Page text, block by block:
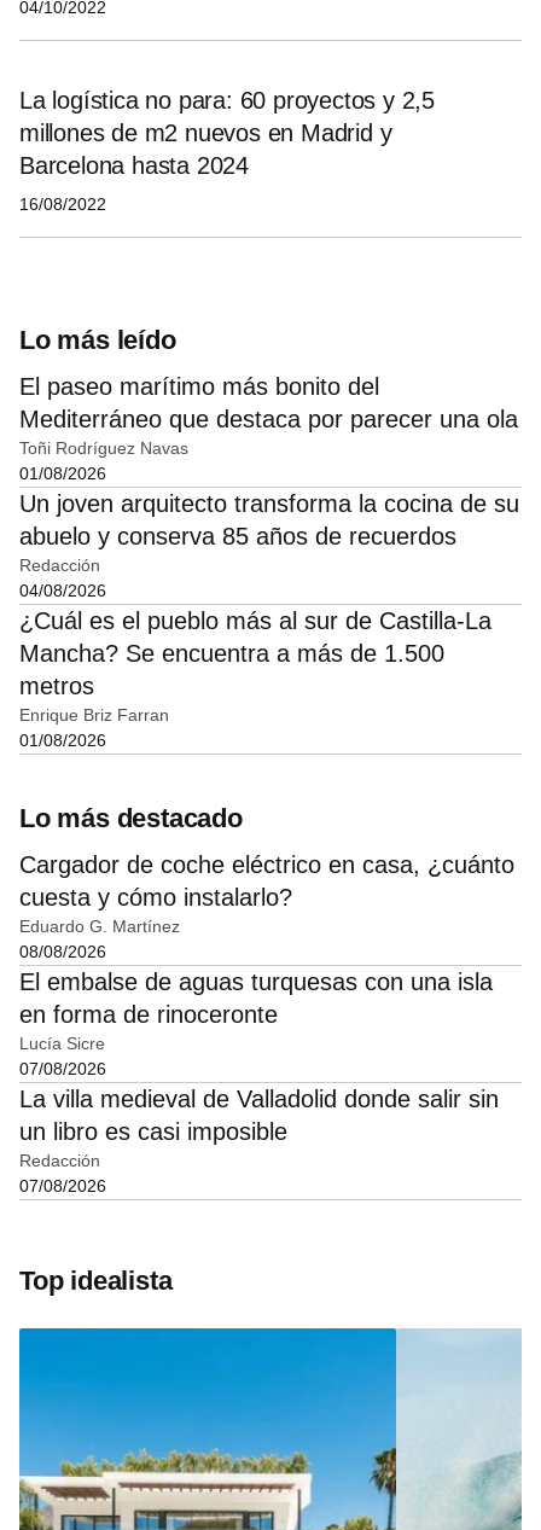
04/10/2022
La logística no para: 60 proyectos y 2,5
millones de m2 nuevos en Madrid y
Barcelona hasta 2024
16/08/2022
Lo más leído
El paseo marítimo más bonito del
Mediterráneo que destaca por parecer una ola
Toñi Rodríguez Navas
01/08/2026
Un joven arquitecto transforma la cocina de su
abuelo y conserva 85 años de recuerdos
Redacción
04/08/2026
¿Cuál es el pueblo más al sur de Castilla-La
Mancha? Se encuentra a más de 1.500
metros
Enrique Briz Farran
01/08/2026
Lo más destacado
Cargador de coche eléctrico en casa, ¿cuánto
cuesta y cómo instalarlo?
Eduardo G. Martínez
08/08/2026
El embalse de aguas turquesas con una isla
en forma de rinoceronte
Lucía Sicre
07/08/2026
La villa medieval de Valladolid donde salir sin
un libro es casi imposible
Redacción
07/08/2026
Top idealista